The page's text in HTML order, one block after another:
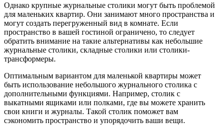
Однако крупные журнальные столики могут быть проблемой
для маленьких квартир. Они занимают много пространства и
могут создать перегруженный вид в комнате. Если
пространство в вашей гостиной ограничено, то следует
обратить внимание на такие альтернативы как небольшие
журнальные столики, складные столики или столики-
трансформеры.
Оптимальным вариантом для маленькой квартиры может
быть использование небольшого журнального столика с
дополнительными функциями. Например, столик с
выкатными ящиками или полками, где вы можете хранить
свои книги и журналы. Такой столик поможет вам
сэкономить пространство и упорядочить ваши вещи.